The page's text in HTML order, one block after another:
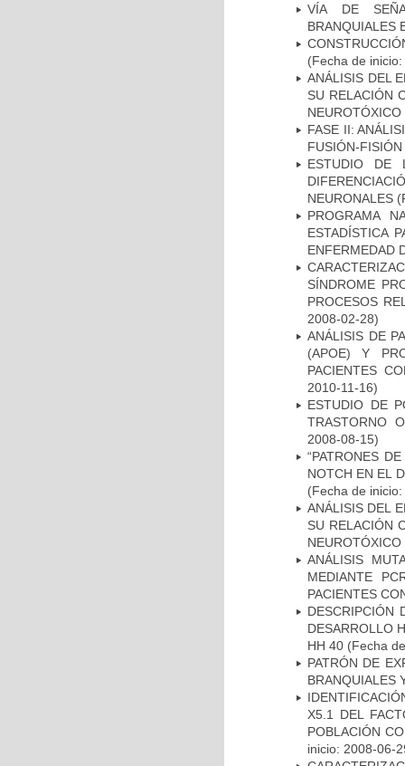
VÍA DE
BRANQUIALES
(Fecha de
ANÁLISIS DEL
SU RELACIÓN
NEUROTÓXICO
FASE II:
FUSIÓN-
ESTUDIO DE
NEURONALES
PROGRAMA
ESTADÍSTICA
ENFERMEDAD
SÍNDROME
PROCESOS
2008-02-28)
ANÁLISIS DE
(APOE) Y
PACIENTES
2010-11-16)
ESTUDIO DE
TRASTORNO
2008-08-15)
“PATRONES
NOTCH EN EL
(Fecha de
ANÁLISIS DEL
SU RELACIÓN
NEUROTÓXICO
ANÁLISIS
MEDIANTE
PACIENTES
DESCRIPCIÓN
DESARROLLO
HH 40 (Fecha
PATRÓN DE
BRANQUIALES
X5.1 DEL
POBLACIÓN
inicio: 2008-06-